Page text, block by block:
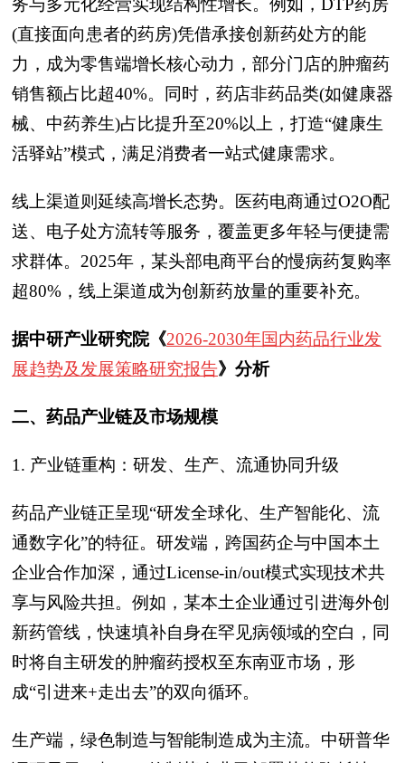
务与多元化经营实现结构性增长。例如，DTP药房
(直接面向患者的药房)凭借承接创新药处方的能
力，成为零售端增长核心动力，部分门店的肿瘤药
销售额占比超40%。同时，药店非药品类(如健康器
械、中药养生)占比提升至20%以上，打造“健康生
活驿站”模式，满足消费者一站式健康需求。
线上渠道则延续高增长态势。医药电商通过O2O配
送、电子处方流转等服务，覆盖更多年轻与便捷需
求群体。2025年，某头部电商平台的慢病药复购率
超80%，线上渠道成为创新药放量的重要补充。
据中研产业研究院《2026-2030年国内药品行业发
展趋势及发展策略研究报告》分析
二、药品产业链及市场规模
1. 产业链重构：研发、生产、流通协同升级
药品产业链正呈现“研发全球化、生产智能化、流
通数字化”的特征。研发端，跨国药企与中国本土
企业合作加深，通过License-in/out模式实现技术共
享与风险共担。例如，某本土企业通过引进海外创
新药管线，快速填补自身在罕见病领域的空白，同
时将自主研发的肿瘤药授权至东南亚市场，形
成“引进来+走出去”的双向循环。
生产端，绿色制造与智能制造成为主流。中研普华